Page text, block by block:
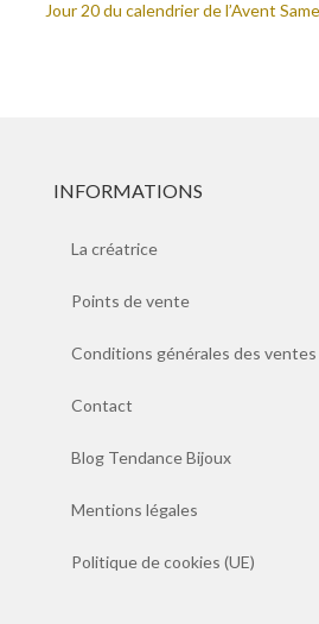
Jour 20 du calendrier de l’Avent
INFORMATIONS
La créatrice
Points de vente
Conditions générales des ventes
Contact
Blog Tendance Bijoux
Mentions légales
Politique de cookies (UE)